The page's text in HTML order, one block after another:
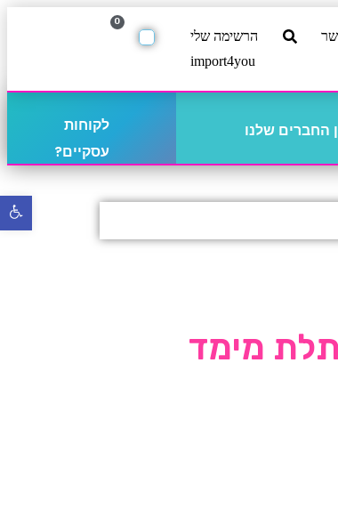
הרשימה שלי
import4you
0
החברים שלנו
לקוחות
עסקיים?
פתח